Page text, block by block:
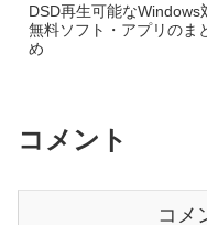
DSD再生可能なWindows
無料ソフト・アプリのま
め
コメント
コメ